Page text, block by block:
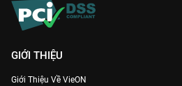
GIỚI THIỆU
Giới Thiệu Về VieON